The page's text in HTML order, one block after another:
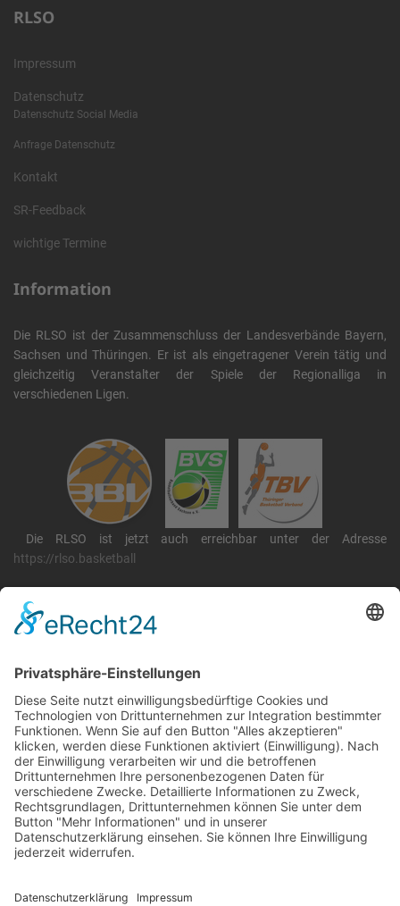
RLSO
Impressum
Datenschutz
Datenschutz Social Media
Anfrage Datenschutz
Kontakt
SR-Feedback
wichtige Termine
Information
Die RLSO ist der Zusammenschluss der Landesverbände Bayern,
Sachsen und Thüringen. Er ist als eingetragener Verein tätig und
gleichzeitig Veranstalter der Spiele der Regionalliga in
verschiedenen Ligen.
Die RLSO ist jetzt auch erreichbar unter der Adresse
https://rlso.basketball
RLSO Minikalender
August 2026
Mo Di Mi Do Fr Sa
So
3127 28 29 30 31 1
2
3310 11 12